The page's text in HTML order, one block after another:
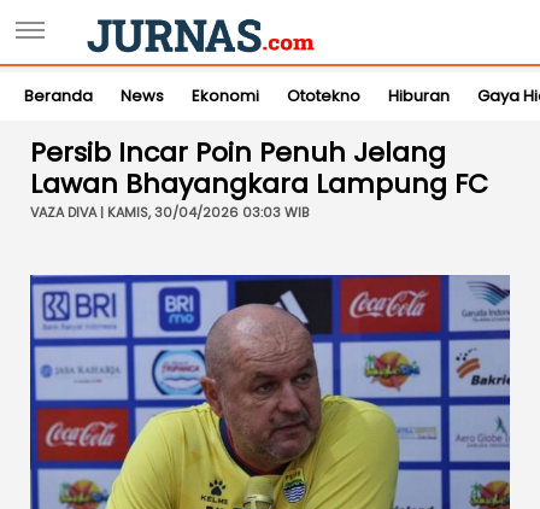
Beranda News Ekonomi Ototekno Hiburan Gaya
Persib Incar Poin Penuh Jelang
Lawan Bhayangkara Lampung FC
VAZA DIVA | KAMIS, 30/04/2026 03:03 WIB